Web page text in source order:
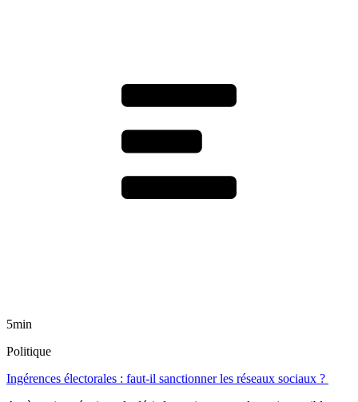
5min
Politique
Ingérences électorales : faut-il sanctionner les réseaux sociaux ?